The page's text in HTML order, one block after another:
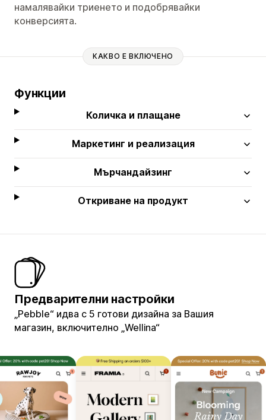
намалявайки триенето и подобрявайки
конверсията.
КАКВО Е ВКЛЮЧЕНО
Функции
Количка и плащане
Маркетинг и реализация
Мърчандайзинг
Откриване на продукт
Предварителни настройки
„Pebble“ идва с 5 готови дизайна за Вашия
магазин, включително „Wellina“